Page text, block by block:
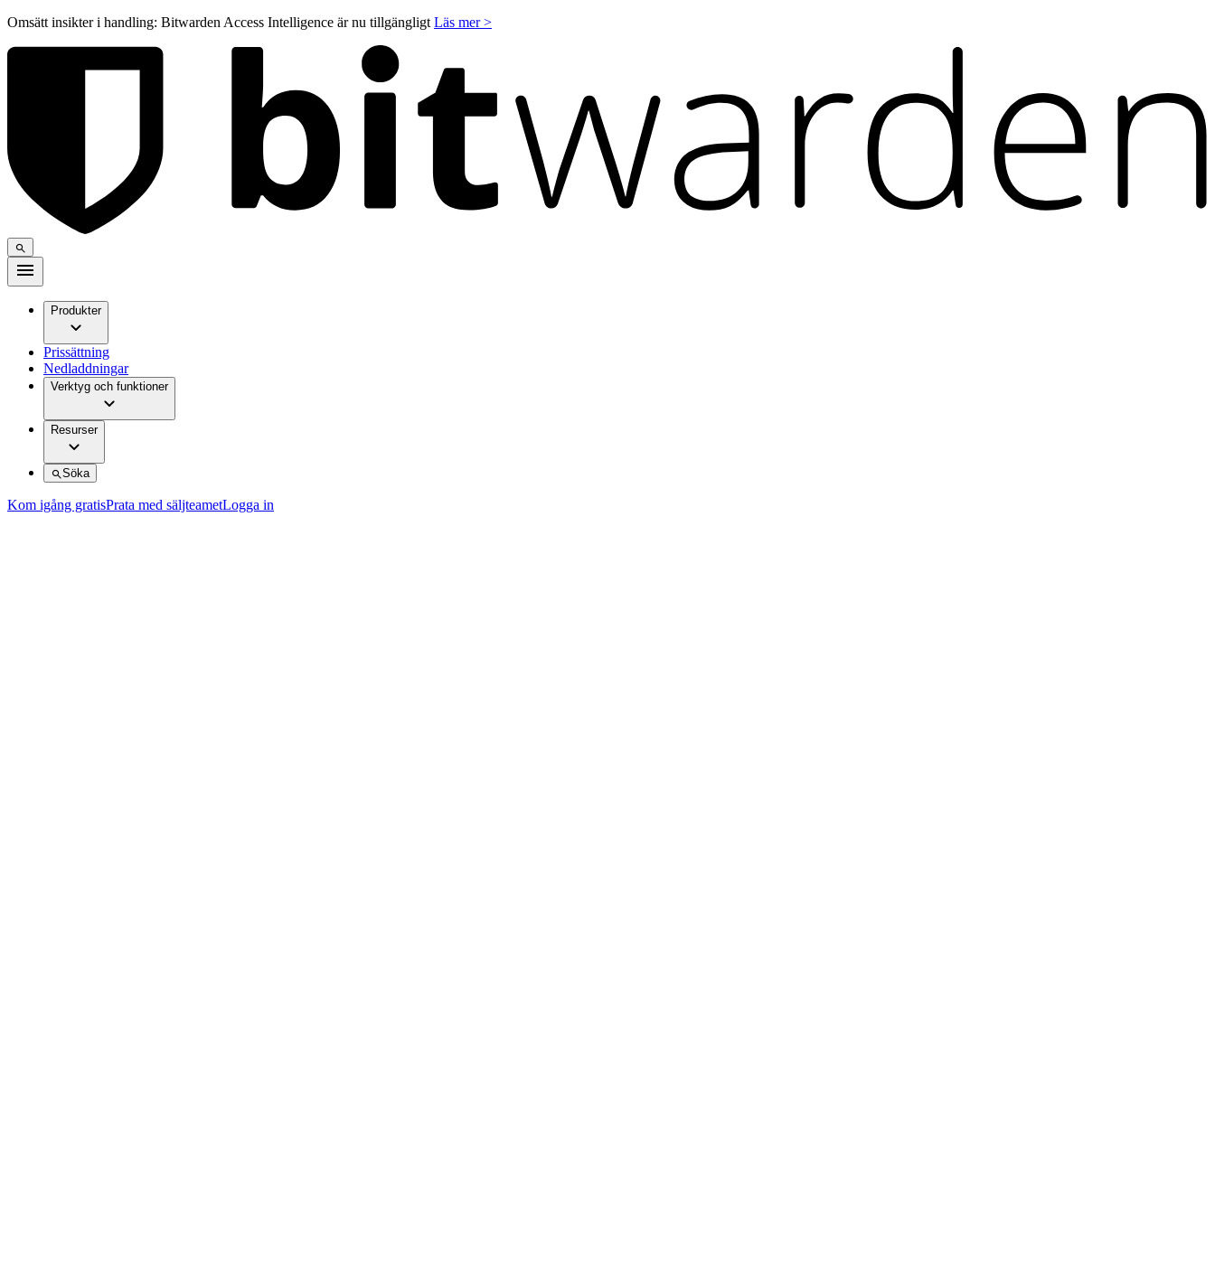
Omsätt insikter i handling: Bitwarden Access Intelligence är nu tillgängligt Läs mer >
Produkter
Prissättning
Nedladdningar
Verktyg och funktioner
Resurser
Söka
Kom igång gratisPrata med säljteametLogga in